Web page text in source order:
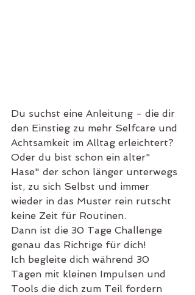
Du suchst eine Anleitung - die dir
den Einstieg zu mehr Selfcare und
Achtsamkeit im Alltag erleichtert?
Oder du bist schon ein alter"
Hase" der schon länger unterwegs
ist, zu sich Selbst und immer
wieder in das Muster rein rutscht
keine Zeit für Routinen.
Dann ist die 30 Tage Challenge
genau das Richtige für dich!
Ich begleite dich während 30
Tagen mit kleinen Impulsen und
Tools die dich zum Teil fordern